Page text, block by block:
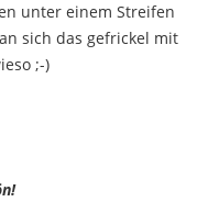
unter einem Streifen
sich das gefrickel mit
;-)